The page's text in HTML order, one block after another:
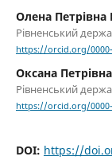
Олена Петрівна
Рівненський
https://orcid.org/0000-
Оксана
Рівненський
https://orcid.org/0000-
DOI: https://